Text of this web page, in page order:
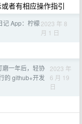
者有相应操作指引
记 App：柠檬2023 年 8
月 1 日
磨一年后，轻协
的 github+开发
2023 年
6 月 19
日